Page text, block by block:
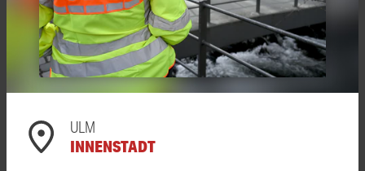
ULM
INNENSTADT